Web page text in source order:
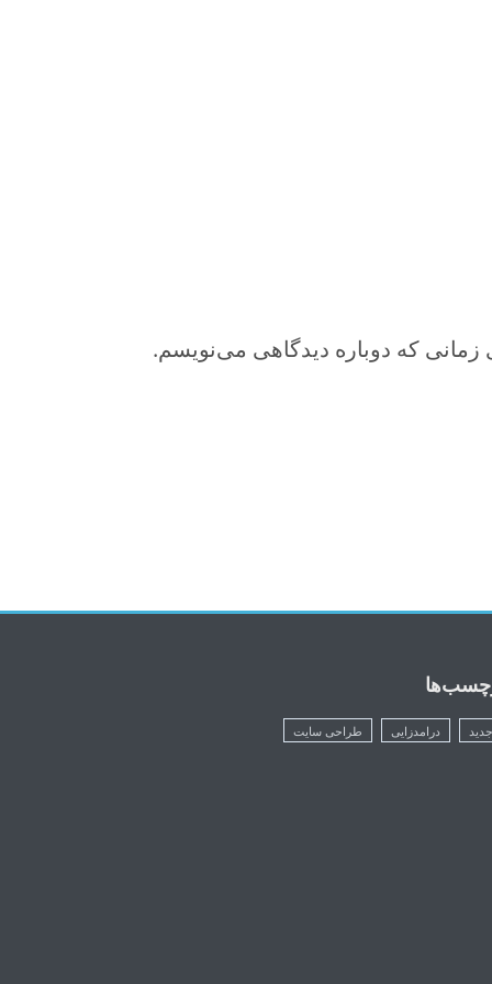
زمانی که دوباره دیدگاهی می‌نویسم.
جدید درامدزایی طراحی سایت